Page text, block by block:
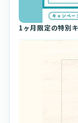
1ヶ月限定の特別